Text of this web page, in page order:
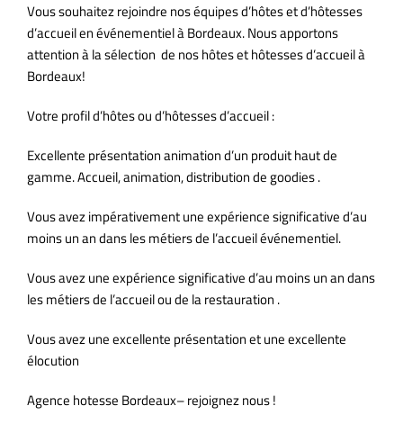
Vous souhaitez rejoindre nos équipes d’hôtes et d’hôtesses
d’accueil en événementiel à Bordeaux. Nous apportons
attention à la sélection de nos hôtes et hôtesses d’accueil à
Bordeaux!
Votre profil d’hôtes ou d’hôtesses d’accueil :
Excellente présentation animation d’un produit haut de
gamme. Accueil, animation, distribution de goodies .
Vous avez impérativement une expérience significative d’au
moins un an dans les métiers de l’accueil événementiel.
Vous avez une expérience significative d’au moins un an dans
les métiers de l’accueil ou de la restauration .
Vous avez une excellente présentation et une excellente
élocution
Agence hotesse Bordeaux– rejoignez nous !